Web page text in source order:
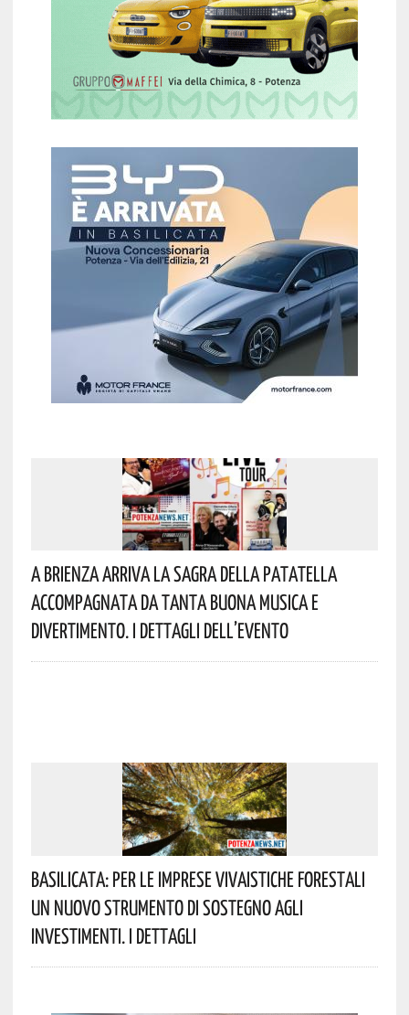
A Brienza Arriva La Sagra Della Patatella
Accompagnata Da Tanta Buona Musica E
Divertimento. I Dettagli Dell’evento
Basilicata: Per Le Imprese Vivaistiche Forestali
Un Nuovo Strumento Di Sostegno Agli
Investimenti. I Dettagli